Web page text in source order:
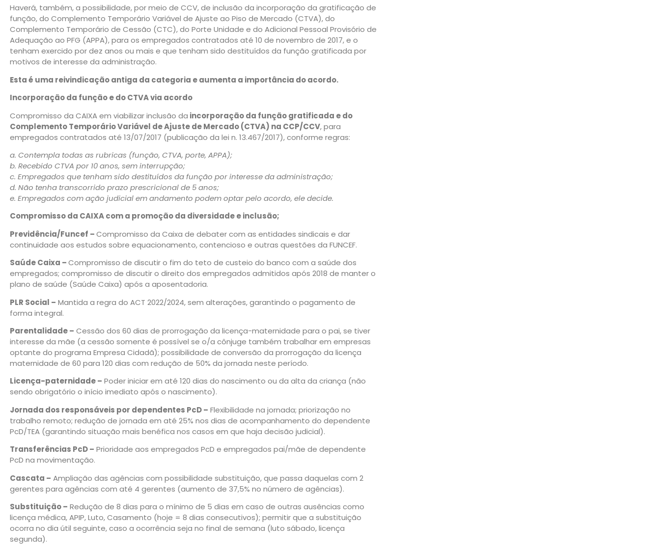
Haverá, também, a possibilidade, por meio de CCV, de inclusão da incorporação da gratificação de
função, do Complemento Temporário Variável de Ajuste ao Piso de Mercado (CTVA), do
Complemento Temporário de Cessão (CTC), do Porte Unidade e do Adicional Pessoal Provisório de
Adequação ao PFG (APPA), para os empregados contratados até 10 de novembro de 2017, e o
tenham exercido por dez anos ou mais e que tenham sido destituídos da função gratificada por
motivos de interesse da administração.
Esta é uma reivindicação antiga da categoria e aumenta a importância do acordo.
Incorporação da função e do CTVA via acordo
Compromisso da CAIXA em viabilizar inclusão da incorporação da função gratificada e do
Complemento Temporário Variável de Ajuste de Mercado (CTVA) na CCP/CCV, para
empregados contratados até 13/07/2017 (publicação da lei n. 13.467/2017), conforme regras:
a. Contempla todas as rubricas (função, CTVA, porte, APPA);
b. Recebido CTVA por 10 anos, sem interrupção;
c. Empregados que tenham sido destituídos da função por interesse da administração;
d. Não tenha transcorrido prazo prescricional de 5 anos;
e. Empregados com ação judicial em andamento podem optar pelo acordo, ele decide.
Compromisso da CAIXA com a promoção da diversidade e inclusão;
Previdência/Funcef –Compromisso da Caixa de debater com as entidades sindicais e dar
continuidade aos estudos sobre equacionamento, contencioso e outras questões da FUNCEF.
Saúde Caixa –Compromisso de discutir o fim do teto de custeio do banco com a saúde dos
empregados; compromisso de discutir o direito dos empregados admitidos após 2018 de manter o
plano de saúde (Saúde Caixa) após a aposentadoria.
PLR Social – Mantida a regra do ACT 2022/2024, sem alterações, garantindo o pagamento de
forma integral.
Parentalidade – Cessão dos 60 dias de prorrogação da licença-maternidade para o pai, se tiver
interesse da mãe (a cessão somente é possível se o/a cônjuge também trabalhar em empresas
optante do programa Empresa Cidadã); possibilidade de conversão da prorrogação da licença
maternidade de 60 para 120 dias com redução de 50% da jornada neste período.
Licença-paternidade – Poder iniciar em até 120 dias do nascimento ou da alta da criança (não
sendo obrigatório o início imediato após o nascimento).
Jornada dos responsáveis por dependentes PcD – Flexibilidade na jornada; priorização no
trabalho remoto; redução de jornada em até 25% nos dias de acompanhamento do dependente
PcD/TEA (garantindo situação mais benéfica nos casos em que haja decisão judicial).
Transferências PcD – Prioridade aos empregados PcD e empregados pai/mãe de dependente
PcD na movimentação.
Cascata – Ampliação das agências com possibilidade substituição, que passa daquelas com 2
gerentes para agências com até 4 gerentes (aumento de 37,5% no número de agências).
Substituição – Redução de 8 dias para o mínimo de 5 dias em caso de outras ausências como
licença médica, APIP, Luto, Casamento (hoje = 8 dias consecutivos); permitir que a substituição
ocorra no dia útil seguinte, caso a ocorrência seja no final de semana (luto sábado, licença
segunda).